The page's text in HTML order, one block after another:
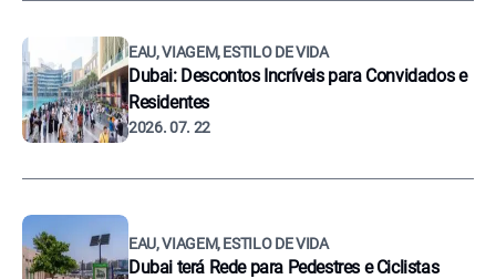
EAU, VIAGEM, ESTILO DE VIDA
Dubai: Descontos Incríveis para Convidados e
Residentes
2026. 07. 22
EAU, VIAGEM, ESTILO DE VIDA
Dubai terá Rede para Pedestres e Ciclistas